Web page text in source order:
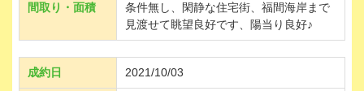
間取り・面積
条件無し、閑静な住宅街、福間海岸まで
見渡せて眺望良好です、陽当り良好♪
成約日 2021/10/03